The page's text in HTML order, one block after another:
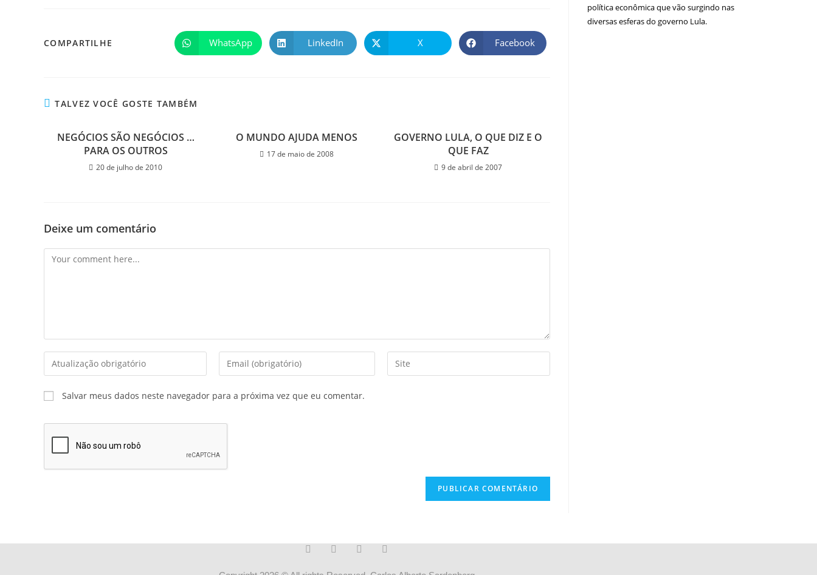
COMPARTILHE WhatsApp LinkedIn X Facebook
TALVEZ VOCÊ GOSTE TAMBÉM
NEGÓCIOS SÃO NEGÓCIOS …
PARA OS OUTROS
20 de julho de 2010
O MUNDO AJUDA MENOS
17 de maio de 2008
GOVERNO LULA, O QUE DIZ E O
QUE FAZ
9 de abril de 2007
Deixe um comentário
Salvar meus dados neste navegador para a próxima vez que eu comentar.
política econômica que vão surgindo nas
diversas esferas do governo Lula.